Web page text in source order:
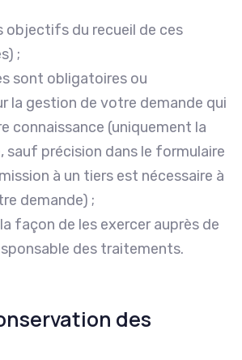
objectifs du recueil de ces
;
sont obligatoires ou
la gestion de votre demande qui
connaissance (uniquement la
sauf précision dans le formulaire
à un tiers est nécessaire à
demande) ;
façon de les exercer auprès de
des traitements.
des